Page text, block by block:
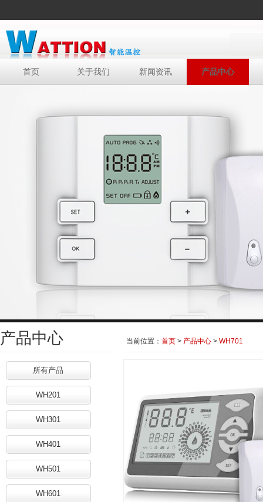
首页 关于我们 新闻资讯 产品中心
产品中心
所有产品
WH201
WH301
WH401
WH501
WH601
当前位置： 首页 > 产品中心 > WH701